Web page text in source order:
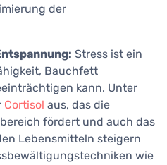
der
Stress ist ein
Bauchfett
kann. Unter
Cortisol aus, das die
fördert und auch das
Lebensmitteln steigern
wie